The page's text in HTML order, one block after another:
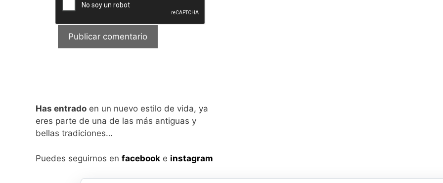
Has entrado en un nuevo estilo de vida, ya
eres parte de una de las más antiguas y
bellas tradiciones…
Puedes seguirnos en facebook e instagram